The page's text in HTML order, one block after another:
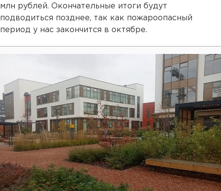
млн рублей. Окончательные итоги будут
подводиться позднее, так как пожароопасный
период у нас закончится в октябре.